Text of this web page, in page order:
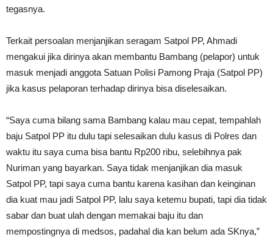
tegasnya.
Terkait persoalan menjanjikan seragam Satpol PP, Ahmadi
mengakui jika dirinya akan membantu Bambang (pelapor) untuk
masuk menjadi anggota Satuan Polisi Pamong Praja (Satpol PP)
jika kasus pelaporan terhadap dirinya bisa diselesaikan.
“Saya cuma bilang sama Bambang kalau mau cepat, tempahlah
baju Satpol PP itu dulu tapi selesaikan dulu kasus di Polres dan
waktu itu saya cuma bisa bantu Rp200 ribu, selebihnya pak
Nuriman yang bayarkan. Saya tidak menjanjikan dia masuk
Satpol PP, tapi saya cuma bantu karena kasihan dan keinginan
dia kuat mau jadi Satpol PP, lalu saya ketemu bupati, tapi dia tidak
sabar dan buat ulah dengan memakai baju itu dan
mempostingnya di medsos, padahal dia kan belum ada SKnya,”